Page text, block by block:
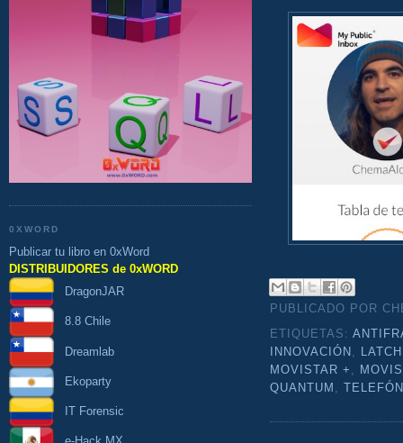
0XWORD
Publicar tu libro en 0xWord
DISTRIBUIDORES de 0xWORD
DragonJAR
8.8 Chile
Dreamlab
Ekoparty
IT Forensic
PUBLICADO POR
ETIQUETAS:
INNOVACIÓN
LATCH
MOVISTAR +
QUANTUM
,